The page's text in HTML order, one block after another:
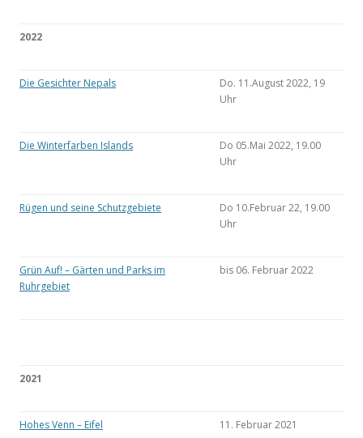
2022
Die Gesichter Nepals
Do. 11.August 2022, 19
Uhr
Die Winterfarben Islands
Do 05.Mai 2022, 19.00
Uhr
Rügen und seine Schutzgebiete
Do 10.Februar 22, 19.00
Uhr
Grün Auf! – Gärten und Parks im
Ruhrgebiet
bis 06. Februar 2022
2021
Hohes Venn – Eifel 11. Februar 2021